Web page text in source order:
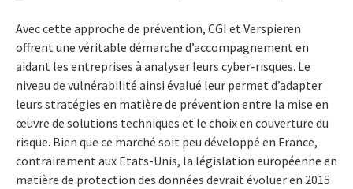
Avec cette approche de prévention, CGI et Verspieren
offrent une véritable démarche d’accompagnement en
aidant les entreprises à analyser leurs cyber-risques. Le
niveau de vulnérabilité ainsi évalué leur permet d’adapter
leurs stratégies en matière de prévention entre la mise en
œuvre de solutions techniques et le choix en couverture du
risque. Bien que ce marché soit peu développé en France,
contrairement aux Etats-Unis, la législation européenne en
matière de protection des données devrait évoluer en 2015